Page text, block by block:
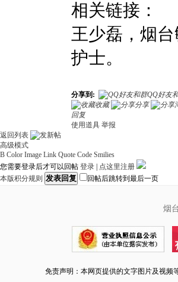
相关链接：
王少磊，烟
护士。
分享到:
QQ好友
收藏
分享
回复
使用道具 举报
返回列表
高级模式
B Color Image Link Quote Code Smilies
您需要登录后才可以回帖 登录
点这里注册
本版积分规则 发表回复 回帖后跳转到最后一页
烟
免责声明：本网页提供的文字图片及视频